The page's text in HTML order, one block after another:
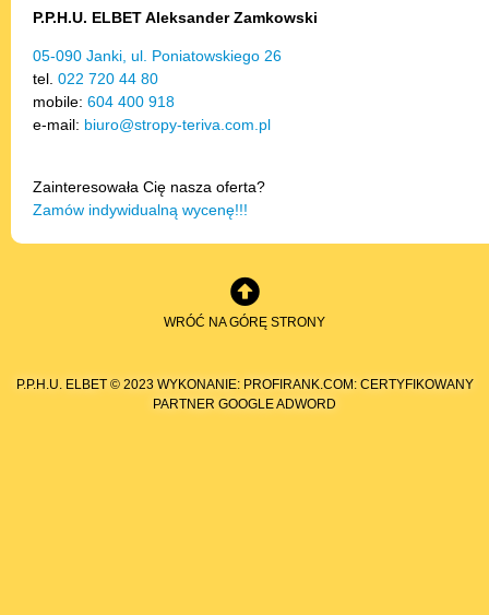
P.P.H.U. ELBET Aleksander Zamkowski
05-090 Janki, ul. Poniatowskiego 26
tel. 022 720 44 80
mobile: 604 400 918
e-mail: biuro@stropy-teriva.com.pl
Zainteresowała Cię nasza oferta?
Zamów indywidualną wycenę!!!
WRÓĆ NA GÓRĘ STRONY
P.P.H.U. ELBET © 2023 WYKONANIE: PROFIRANK.COM: CERTYFIKOWANY
PARTNER GOOGLE ADWORD